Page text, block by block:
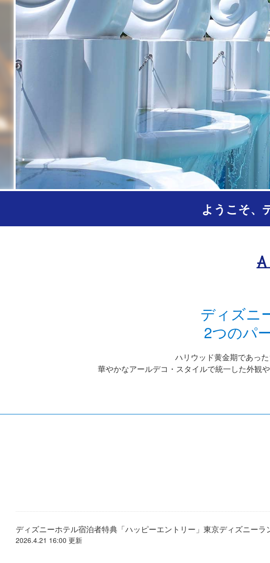
ようこそ、
ディズニ
2つのパ
ハリウッド黄金期であっ
華やかなアールデコ・スタイルで統一した外観
ディズニーホテル宿泊者特典「ハッピーエントリー」東京ディズニー
2026.4.21 16:00 更新